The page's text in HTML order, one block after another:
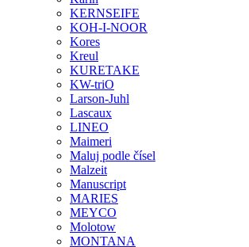
KERNSEIFE
KOH-I-NOOR
Kores
Kreul
KURETAKE
KW-triO
Larson-Juhl
Lascaux
LINEO
Maimeri
Maluj podle čísel
Malzeit
Manuscript
MARIES
MEYCO
Molotow
MONTANA